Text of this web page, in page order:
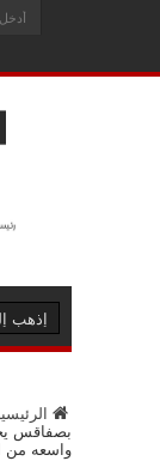
بصفاقس
واسعه من